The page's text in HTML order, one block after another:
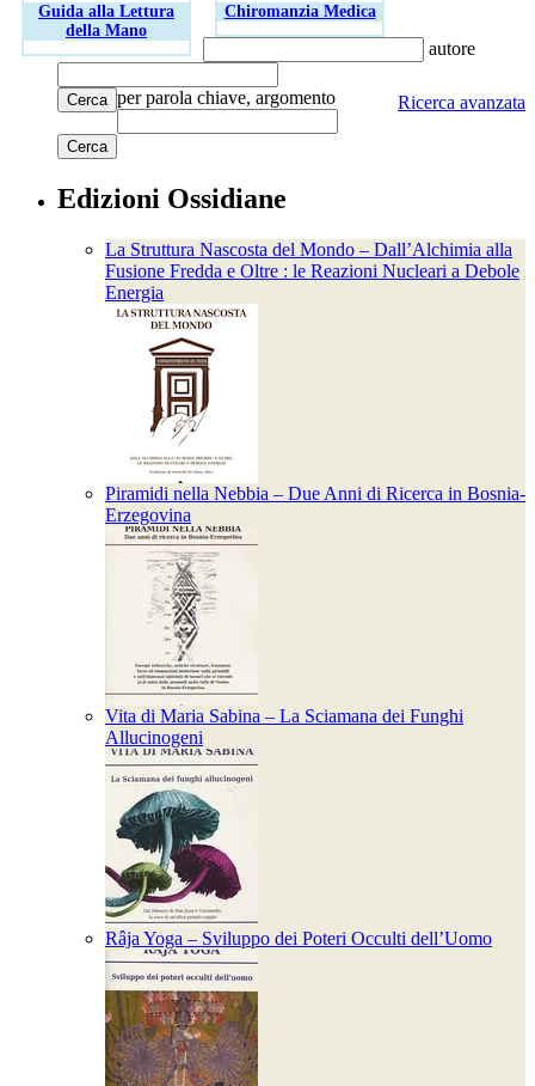
Guida alla Lettura
della Mano
Chiromanzia Medica
autore
Cerca Ricerca avanzata
per parola chiave, argomento
Edizioni Ossidiane
La Struttura Nascosta del Mondo – Dall’Alchimia alla
Fusione Fredda e Oltre : le Reazioni Nucleari a Debole
Energia
Piramidi nella Nebbia – Due Anni di Ricerca in Bosnia-
Erzegovina
Vita di Maria Sabina – La Sciamana dei Funghi
Allucinogeni
Râja Yoga – Sviluppo dei Poteri Occulti dell’Uomo